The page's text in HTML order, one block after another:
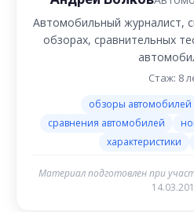
Автомобильный журналист,
обзорах, сравнительных
Стаж: 8
обзоры автомобилей
сравнения автомобилей
характеристики
Материал подготовлен при